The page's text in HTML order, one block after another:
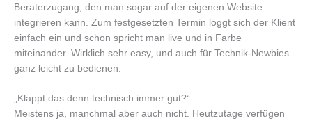
Beraterzugang, den man sogar auf der eigenen Website
integrieren kann. Zum festgesetzten Termin loggt sich der Klient
einfach ein und schon spricht man live und in Farbe
miteinander. Wirklich sehr easy, und auch für Technik-Newbies
ganz leicht zu bedienen.
„Klappt das denn technisch immer gut?“
Meistens ja, manchmal aber auch nicht. Heutzutage verfügen